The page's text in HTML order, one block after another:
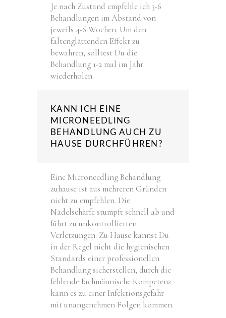
Je nach Zustand empfehle ich 3-6
Behandlungen im Abstand von
jeweils 4-6 Wochen. Um den
faltenglättenden Effekt zu
bewahren, solltest Du die
Behandlung 1-2 mal im Jahr
wiederholen.
KANN ICH EINE
MICRONEEDLING
BEHANDLUNG AUCH ZU
HAUSE DURCHFÜHREN?
Eine Microneedling Behandlung
zuhause ist aus mehreren Gründen
nicht zu empfehlen. Die
Nadelschärfe stumpft schnell ab und
führt zu unkontrollierten
Verletzungen. Zu Hause kannst Du
in der Regel nicht die hygienischen
Standards einer professionellen
Behandlung sicherstellen, durch die
fehlende fachmännische Kompetenz
kann es zu einer Infektionsgefahr
mit unangenehmen Folgen kommen.